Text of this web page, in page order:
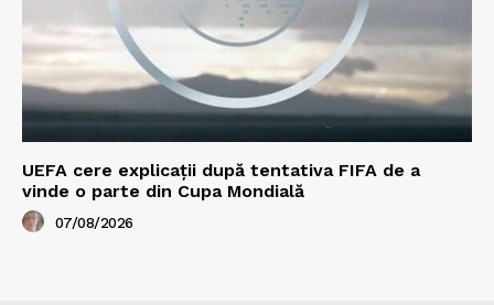
UEFA cere explicații după tentativa FIFA de a
vinde o parte din Cupa Mondială
07/08/2026